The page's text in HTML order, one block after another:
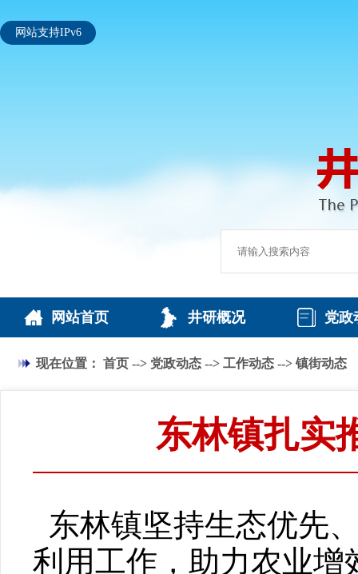
网站支持IPv6
网站首页 井研概况 党政
现在位置： 首页 --> 党政动态 --> 工作动态 --> 镇街动态
东林镇扎实
东林镇坚持生态优先
利用工作，助力农业